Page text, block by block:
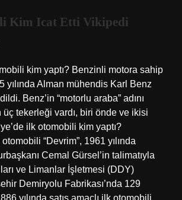
Kim Icat Etti Vikipedi
kim yaptı? Benzinli motora sahip
yılında Alman mühendis Karl Benz
Benz’in “motorlu araba” adını
üç tekerleği vardı, biri önde ve ikisi
ilk otomobili kim yaptı?
“Devrim”, 1961 yılında
Cemal Gürsel’in talimatıyla
ve Limanlar İşletmesi (DDY)
Demiryolu Fabrikası’nda 129
yılında satış amaçlı ilk otomobili